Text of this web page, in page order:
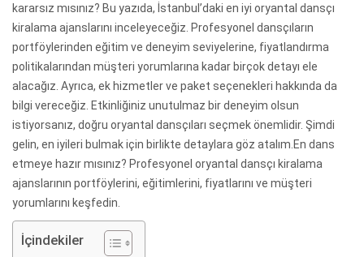
kararsız mısınız? Bu yazıda, İstanbul’daki en iyi oryantal dansçı
kiralama ajanslarını inceleyeceğiz. Profesyonel dansçıların
portföylerinden eğitim ve deneyim seviyelerine, fiyatlandırma
politikalarından müşteri yorumlarına kadar birçok detayı ele
alacağız. Ayrıca, ek hizmetler ve paket seçenekleri hakkında da
bilgi vereceğiz. Etkinliğiniz unutulmaz bir deneyim olsun
istiyorsanız, doğru oryantal dansçıları seçmek önemlidir. Şimdi
gelin, en iyileri bulmak için birlikte detaylara göz atalım.En dans
etmeye hazır mısınız? Profesyonel oryantal dansçı kiralama
ajanslarının portföylerini, eğitimlerini, fiyatlarını ve müşteri
yorumlarını keşfedin.
İçindekiler